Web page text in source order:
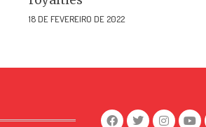
18 DE FEVEREIRO DE 2022